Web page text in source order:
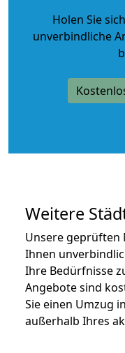
Holen Sie
unverbindliche
Weitere
Unsere geprüften
Ihnen
Ihre Bedürfnisse
Angebote sind
Sie einen Umzug
außerhalb Ihres